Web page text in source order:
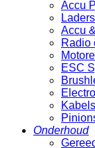
Accu
Laders
Accu
Radio
ESC
Onderhoud